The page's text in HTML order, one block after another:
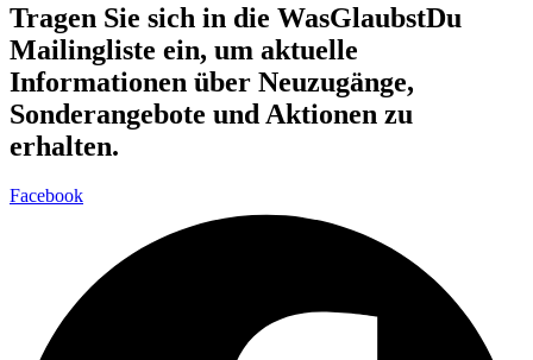
Tragen Sie sich in die WasGlaubstDu
Mailingliste ein, um aktuelle
Informationen über Neuzugänge,
Sonderangebote und Aktionen zu
erhalten.
Facebook